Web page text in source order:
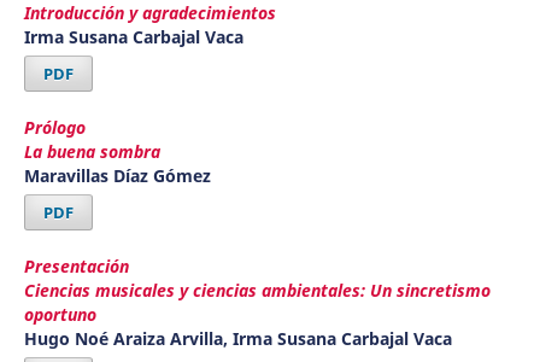
Introducción y agradecimientos
Irma Susana Carbajal Vaca
PDF
Prólogo
La buena sombra
Maravillas Díaz Gómez
PDF
Presentación
Ciencias musicales y ciencias ambientales: Un sincretismo
oportuno
Hugo Noé Araiza Arvilla, Irma Susana Carbajal Vaca